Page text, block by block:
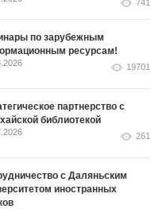
741
по зарубежным
ресурсам!
19701
партнерство с
библиотекой
261
с Даляньским
иностранных